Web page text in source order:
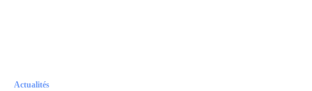
Actualités